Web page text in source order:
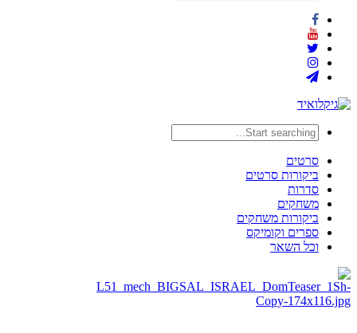
סרטים
ביקורות סרטים
סדרות
משחקים
ביקורות משחקים
ספרים וקומיקס
וכל השאר